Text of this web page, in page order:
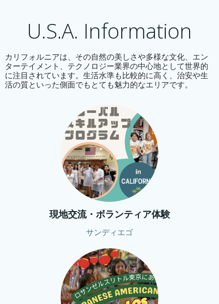
U.S.A. Information
カリフォルニアは、その自然の美しさや多様な文化、エン
ターテイメント、テクノロジー業界の中心地として世界的
に注目されています。生活水準も比較的に高く、治安や生
活の質といった側面でもとても魅力的なエリアです。
現地交流・ボランティア体験
サンディエゴ